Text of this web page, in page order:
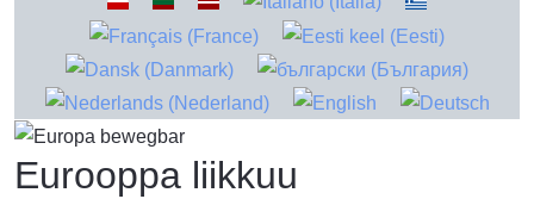
Eurooppa liikkuu